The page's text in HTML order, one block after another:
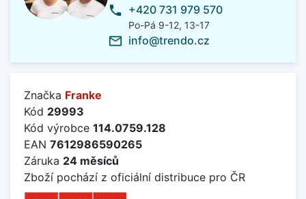
phone +420 731 979 570
Po-Pá 9-12, 13-17
mail_outline info@trendo.cz
Značka Franke
Kód 29993
Kód výrobce 114.0759.128
EAN 7612986590265
Záruka 24 měsíců
Zboží pochází z oficiální distribuce pro ČR